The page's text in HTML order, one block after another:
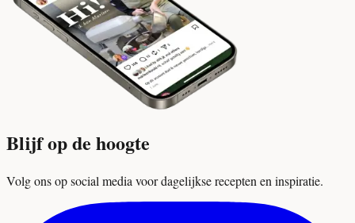
Blijf op de hoogte
Volg ons op social media voor dagelijkse recepten en inspiratie.